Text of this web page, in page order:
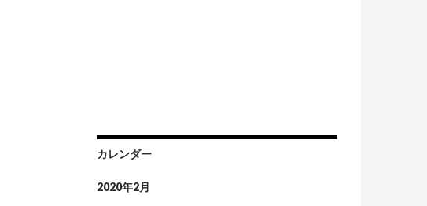
カレンダー
2020年2月